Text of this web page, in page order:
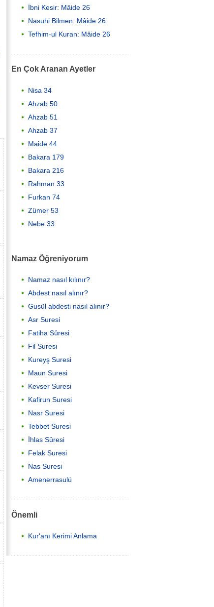
İbni Kesir: Mâide 26
Nasuhi Bilmen: Mâide 26
Tefhim-ul Kuran: Mâide 26
En Çok Aranan Ayetler
Nisa 34
Ahzab 50
Ahzab 51
Ahzab 37
Maide 44
Bakara 179
Bakara 216
Rahman 33
Furkan 74
Zümer 53
Nebe 33
Namaz Öğreniyorum
Namaz nasıl kılınır?
Abdest nasıl alınır?
Gusül abdesti nasıl alınır?
Asr Suresi
Fatiha Sûresi
Fil Suresi
Kureyş Suresi
Maun Suresi
Kevser Suresi
Kafirun Suresi
Nasr Suresi
Tebbet Suresi
İhlas Sûresi
Felak Suresi
Nas Suresi
Amenerrasulü
Önemli
Kur'anı Kerimi Anlama